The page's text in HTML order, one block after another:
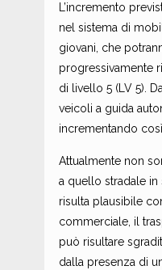
L’incremento
nel sistema di
giovani, che
progressivamente
di livello 5 (LV 5).
veicoli a guida
incrementando
Attualmente non
a quello stradale in
risulta plausibile
commerciale, il
può risultare
dalla presenza di